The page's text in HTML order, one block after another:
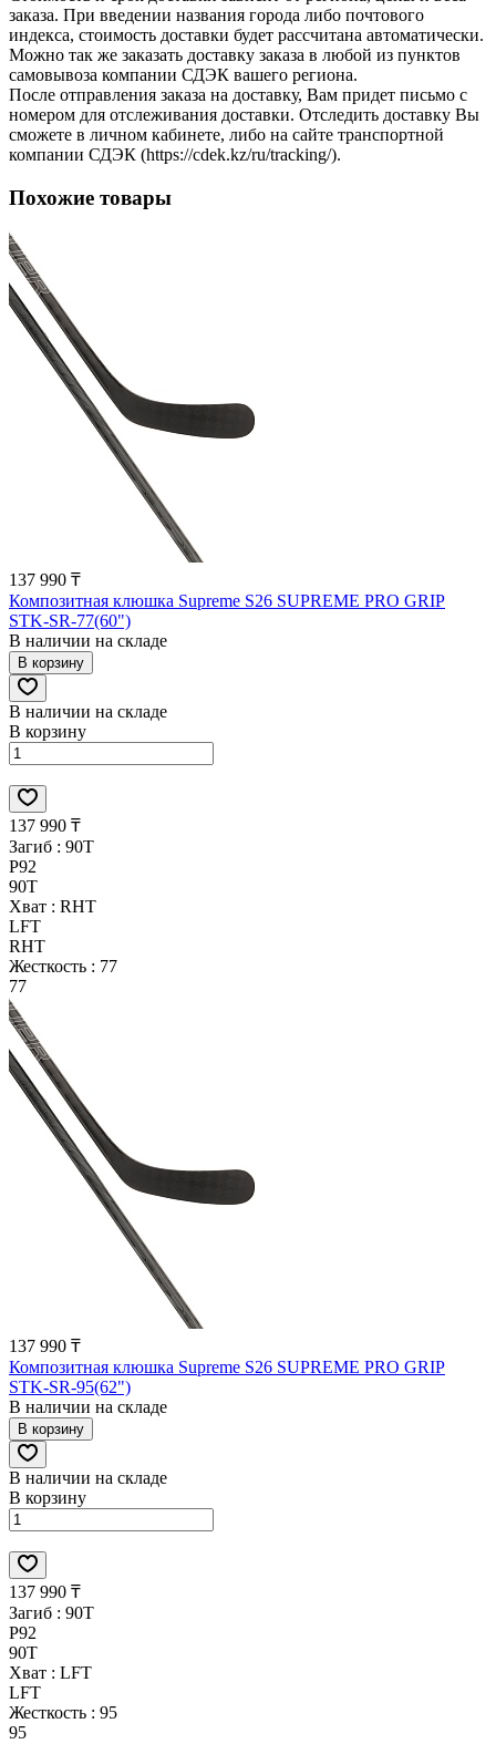
заказа. При введении названия города либо почтового
индекса, стоимость доставки будет рассчитана автоматически.
Можно так же заказать доставку заказа в любой из пунктов
самовывоза компании СДЭК вашего региона.
После отправления заказа на доставку, Вам придет письмо с
номером для отслеживания доставки. Отследить доставку Вы
сможете в личном кабинете, либо на сайте транспортной
компании СДЭК (https://cdek.kz/ru/tracking/).
Похожие товары
137 990 ₸
Композитная клюшка Supreme S26 SUPREME PRO GRIP
STK-SR-77(60")
В наличии на складе
В корзину
В наличии на складе
В корзину
137 990 ₸
Загиб : 90T
P92
90T
Хват : RHT
LFT
RHT
Жесткость : 77
77
137 990 ₸
Композитная клюшка Supreme S26 SUPREME PRO GRIP
STK-SR-95(62")
В наличии на складе
В корзину
В наличии на складе
В корзину
137 990 ₸
Загиб : 90T
P92
90T
Хват : LFT
LFT
Жесткость : 95
95